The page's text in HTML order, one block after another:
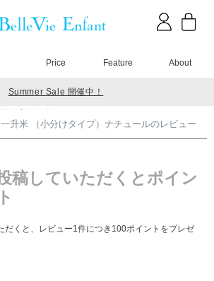
Price Feature About
Summer Sale 開催中！
お誕生日をおしゃれにお祝いしよう
升米 （小分けタイプ）ナチュールのレビュー
稿していただくとポイン
だくと、レビュー1件につき100ポイントをプレゼ